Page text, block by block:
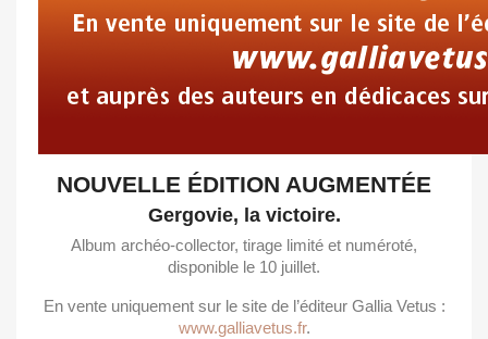
NOUVELLE ÉDITION AUGMENTÉE
Gergovie, la victoire.
Album archéo-collector, tirage limité et numéroté,
disponible le 10 juillet.
En vente uniquement sur le site de l’éditeur Gallia Vetus :
www.galliavetus.fr.